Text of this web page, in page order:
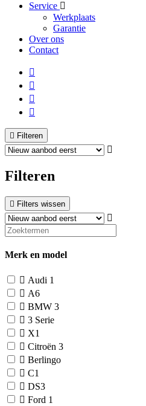
Service
Werkplaats
Garantie
Over ons
Contact
Filteren
Filteren
Filters wissen
Merk en model
Audi 1
A6
BMW 3
3 Serie
X1
Citroën 3
Berlingo
C1
DS3
Ford 1